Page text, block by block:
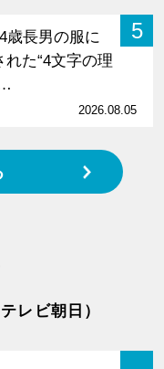
5
歳長男の服に
た“4文字の理
2026.08.05
テレビ朝日）